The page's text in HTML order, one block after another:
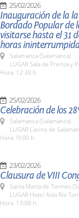
25/02/2026
Inauguración de la
Bordado Popular de
visitarse hasta el 31
horas
Salamanca (Salamanca)
LUGAR Sala de Prensa y
Hora: 12:30 h.
25/02/2026
Celebración de los
Salamanca (Salamanca)
LUGAR Casino de
Hora: !9:00 h.
23/02/2026
Santa Marta de Tormes
LUGAR Hotel Alda Río
Hora: 13:00 h.